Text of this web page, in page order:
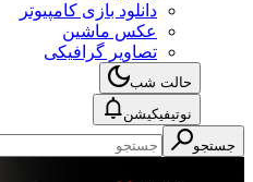
دانلود بازی کامپیوتر
عکس ماشین
تصاویر گرافیکی
حالت شب
نوتیفیکیشن
جستجو